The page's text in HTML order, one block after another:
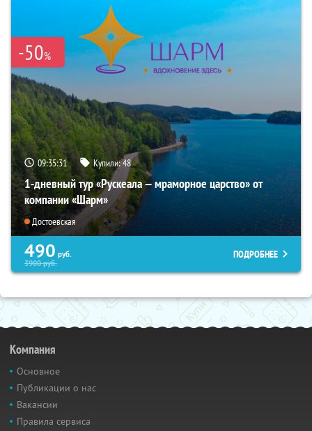
-50%
09:35:30 Купили:48
1-дневный тур «Рускеала — мраморное царство» от
компании «Шарм»
Достоевская
490 руб.
3900руб.
ПОДРОБНЕЕ
Компания
Основное
Публикации о нас
Вакансии
Правила сервиса